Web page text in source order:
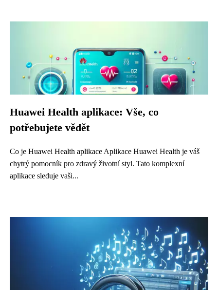
Huawei Health aplikace: Vše, co
potřebujete vědět
Co je Huawei Health aplikace Aplikace Huawei Health je váš
chytrý pomocník pro zdravý životní styl. Tato komplexní
aplikace sleduje vaši...